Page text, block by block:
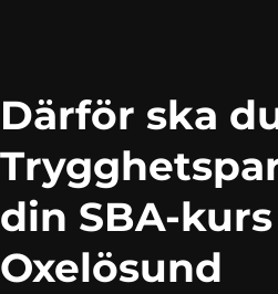
Därför ska
din SBA-
Oxelösund